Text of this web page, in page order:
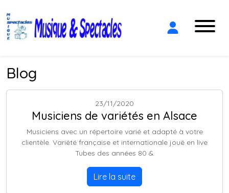
Blog
23/11/2020
Musiciens de variétés en Alsace
Musiciens avec un répertoire varié et adapté à votre
clientèle. Variété française et internationale joué en live
Tubes des années 80 &
Lire la suite